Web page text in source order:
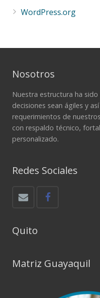
WordPress.org
Nosotros
Nuestra estructura ha
decisiones sean ágiles y
requerimientos de
con respaldo técnico,
personalizado.
Redes Sociales
Quito
Matriz Guayaquil